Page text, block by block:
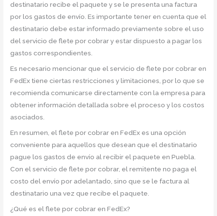
destinatario recibe el paquete y se le presenta una factura
por los gastos de envío. Es importante tener en cuenta que el
destinatario debe estar informado previamente sobre el uso
del servicio de flete por cobrar y estar dispuesto a pagar los
gastos correspondientes.
Es necesario mencionar que el servicio de flete por cobrar en
FedEx tiene ciertas restricciones y limitaciones, por lo que se
recomienda comunicarse directamente con la empresa para
obtener información detallada sobre el proceso y los costos
asociados.
En resumen, el flete por cobrar en FedEx es una opción
conveniente para aquellos que desean que el destinatario
pague los gastos de envío al recibir el paquete en Puebla.
Con el servicio de flete por cobrar, el remitente no paga el
costo del envío por adelantado, sino que se le factura al
destinatario una vez que recibe el paquete.
¿Qué es el flete por cobrar en FedEx?